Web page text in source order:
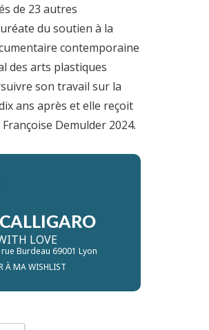
de 23 autres
du soutien à la
contemporaine
des arts plastiques
son travail sur la
ans après et elle reçoit
Demulder 2024.
LOVE
rue Burdeau 69001 Lyon
À MA WISHLIST